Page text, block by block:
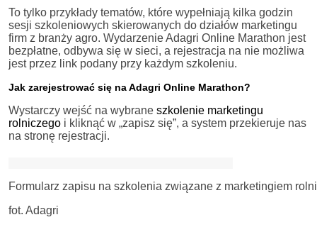
To tylko przykłady tematów, które wypełniają kilka godzin
sesji szkoleniowych skierowanych do działów marketingu
firm z branży agro. Wydarzenie Adagri Online Marathon jest
bezpłatne, odbywa się w sieci, a rejestracja na nie możliwa
jest przez link podany przy każdym szkoleniu.
Jak zarejestrować się na Adagri Online Marathon?
Wystarczy wejść na wybrane szkolenie marketingu
rolniczego i kliknąć w „zapisz się”, a system przekieruje nas
na stronę rejestracji.
Formularz zapisu na szkolenia związane z marketingiem
fot. Adagri